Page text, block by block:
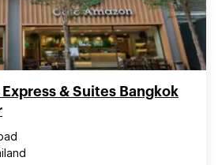
& Suites Bangkok